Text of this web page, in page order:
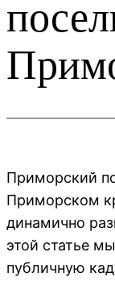
Приморский
Приморском
динамично
этой статье
публичную